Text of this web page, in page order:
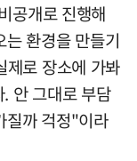
공개로 진행해
환경을 만들기
로 장소에 가봐
안 그대로 부담
질까 걱정"이라